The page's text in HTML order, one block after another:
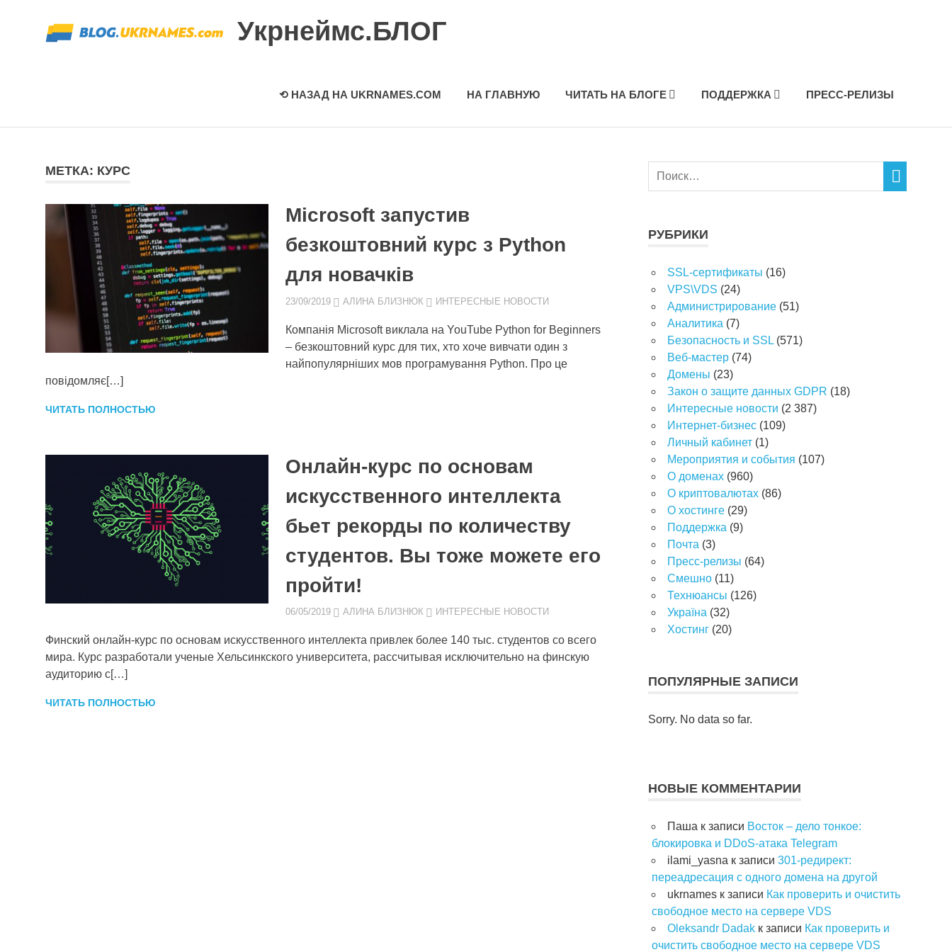
содержимому
Укрнеймс.БЛОГ
⟲ НАЗАД НА UKRNAMES.COM НА ГЛАВНУЮ ЧИТАТЬ НА БЛОГЕ ПОДДЕРЖКА ПРЕСС-РЕЛИЗЫ
МЕТКА: КУРС
Microsoft запустив
безкоштовний курс з Python
для новачків
23/09/2019 АЛИНА БЛИЗНЮК ИНТЕРЕСНЫЕ НОВОСТИ
Компанія Microsoft виклала на YouTube Python for Beginners
– безкоштовний курс для тих, хто хоче вивчати один з
найпопулярніших мов програмування Python. Про це
повідомляє[…]
ЧИТАТЬ ПОЛНОСТЬЮ
Онлайн-курс по основам
искусственного интеллекта
бьет рекорды по количеству
студентов. Вы тоже можете его
пройти!
06/05/2019 АЛИНА БЛИЗНЮК ИНТЕРЕСНЫЕ НОВОСТИ
Финский онлайн-курс по основам искусственного интеллекта привлек более 140 тыс. cтудентов со всего
мира. Курс разработали ученые Хельсинкского университета, рассчитывая исключительно на финскую
аудиторию с[…]
ЧИТАТЬ ПОЛНОСТЬЮ
РУБРИКИ
SSL-сертификаты (16)
VPS\VDS (24)
Администрирование (51)
Аналитика (7)
Безопасность и SSL (571)
Веб-мастер (74)
Домены (23)
Закон о защите данных GDPR (18)
Интересные новости (2 387)
Интернет-бизнес (109)
Личный кабинет (1)
Мероприятия и события (107)
О доменах (960)
О криптовалютах (86)
О хостинге (29)
Поддержка (9)
Почта (3)
Пресс-релизы (64)
Смешно (11)
Технюансы (126)
Україна (32)
Хостинг (20)
ПОПУЛЯРНЫЕ ЗАПИСИ
Sorry. No data so far.
НОВЫЕ КОММЕНТАРИИ
Паша к записи Восток – дело тонкое:
блокировка и DDoS-атака Telegram
ilami_yasna к записи 301-редирект:
переадресация с одного домена на другой
ukrnames к записи Как проверить и очистить
свободное место на сервере VDS
Oleksandr Dadak к записи Как проверить и
очистить свободное место на сервере VDS